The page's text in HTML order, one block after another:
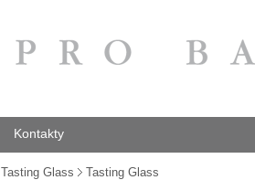
Kontakty
Tasting Glass Tasting Glass